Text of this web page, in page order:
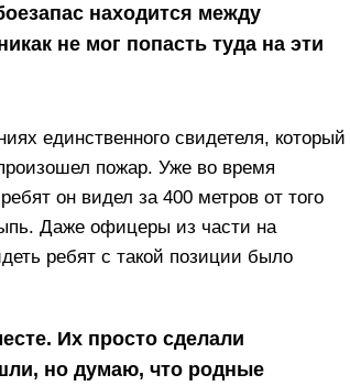
находится между
не мог попасть туда на эти
единственного свидетеля, который
пожар. Уже во время
он видел за 400 метров от того
Даже офицеры из части на
ребят с такой позиции было
Их просто сделали
но думаю, что родные